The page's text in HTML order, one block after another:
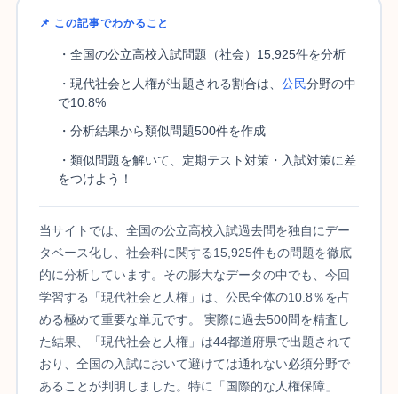
📌 この記事でわかること
・全国の公立高校入試問題（社会）15,925件を分析
・現代社会と人権が出題される割合は、 公民分野の中
で10.8%
・分析結果から類似問題500件を作成
・類似問題を解いて、定期テスト対策・入試対策に差
をつけよう！
当サイトでは、全国の公立高校入試過去問を独自にデー
タベース化し、社会科に関する15,925件もの問題を徹底
的に分析しています。その膨大なデータの中でも、今回
学習する「現代社会と人権」は、公民全体の10.8％を占
める極めて重要な単元です。 実際に過去500問を精査し
た結果、「現代社会と人権」は44都道府県で出題されて
おり、全国の入試において避けては通れない必須分野で
あることが判明しました。特に「国際的な人権保障」